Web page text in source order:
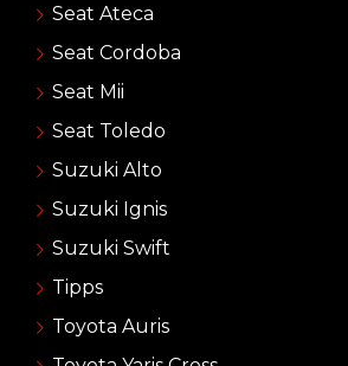
Seat Ateca
Seat Cordoba
Seat Mii
Seat Toledo
Suzuki Alto
Suzuki Ignis
Suzuki Swift
Tipps
Toyota Auris